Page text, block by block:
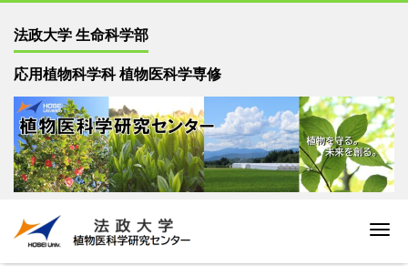
法政大学 生命科学部
応用植物科学科 植物医科学専修